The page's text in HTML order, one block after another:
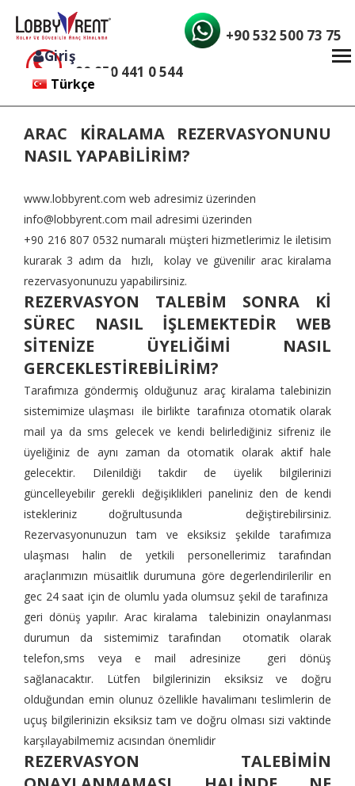
Giriş
Türkçe
+90 532 500 73 75
+90 850 441 0 544
ARAC KİRALAMA REZERVASYONUNU
NASIL YAPABİLİRİM?
www.lobbyrent.com web adresimiz üzerinden
info@lobbyrent.com mail adresimi üzerinden
+90 216 807 0532 numaralı müşteri hizmetlerimiz le iletisim
kurarak 3 adım da hızlı, kolay ve güvenilir arac kiralama
rezervasyonunuzu yapabilirsiniz.
REZERVASYON TALEBİM SONRA Kİ
SÜREC NASIL İŞLEMEKTEDİR WEB
SİTENİZE ÜYELİĞİMİ NASIL
GERCEKLESTİREBİLİRİM?
Tarafımıza göndermiş olduğunuz araç kiralama talebinizin
sistemimize ulaşması ile birlikte tarafınıza otomatik olarak
mail ya da sms gelecek ve kendi belirlediğiniz sifreniz ile
üyeliğiniz de aynı zaman da otomatik olarak aktif hale
gelecektir. Dilenildiği takdir de üyelik bilgilerinizi
güncelleyebilir gerekli değişiklikleri paneliniz den de kendi
istekleriniz doğrultusunda değiştirebilirsiniz.
Rezervasyonunuzun tam ve eksiksiz şekilde tarafımıza
ulaşması halin de yetkili personellerimiz tarafından
araçlarımızın müsaitlik durumuna göre degerlendirilerilir en
gec 24 saat için de olumlu yada olumsuz şekil de tarafınıza
geri dönüş yapılır. Arac kiralama talebinizin onaylanması
durumun da sistemimiz tarafından otomatik olarak
telefon,sms veya e mail adresinize geri dönüş
sağlanacaktır. Lütfen bilgilerinizin eksiksiz ve doğru
olduğundan emin olunuz özellikle havalimanı teslimlerin de
uçuş bilgilerinizin eksiksiz tam ve doğru olması sizi vaktinde
karşılayabilmemiz acısından önemlidir
REZERVASYON TALEBİMİN